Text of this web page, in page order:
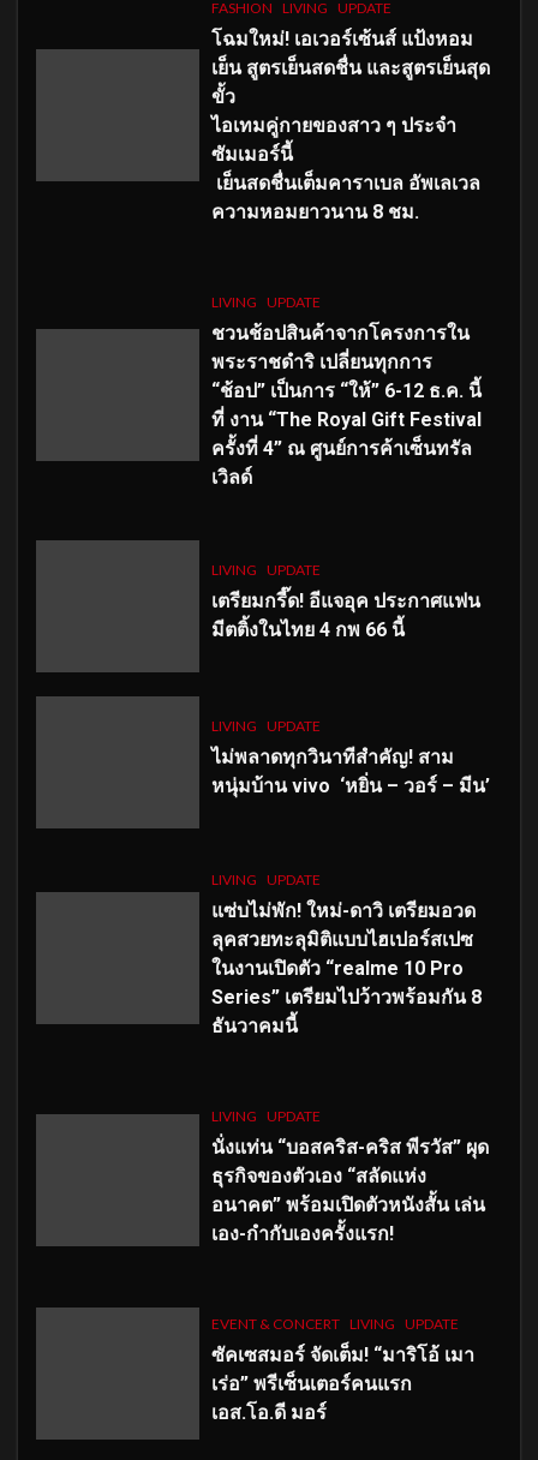
FASHION LIVING UPDATE
โฉมใหม่! เอเวอร์เซ้นส์ แป้งหอม
เย็น สูตรเย็นสดชื่น และสูตรเย็นสุด
ขั้ว
ไอเทมคู่กายของสาว ๆ ประจำ
ซัมเมอร์นี้
เย็นสดชื่นเต็มคาราเบล อัพเลเวล
ความหอมยาวนาน 8 ชม.
LIVING UPDATE
ชวนช้อปสินค้าจากโครงการใน
พระราชดำริ เปลี่ยนทุกการ
“ช้อป” เป็นการ “ให้” 6-12 ธ.ค. นี้
ที่ งาน “The Royal Gift Festival
ครั้งที่ 4” ณ ศูนย์การค้าเซ็นทรัล
เวิลด์
LIVING UPDATE
เตรียมกรี๊ด! อีแจอุค ประกาศแฟน
มีตติ้งในไทย 4 กพ 66 นี้
LIVING UPDATE
ไม่พลาดทุกวินาทีสำคัญ! สาม
หนุ่มบ้าน vivo ‘หยิ่น – วอร์ – มีน’
LIVING UPDATE
แซ่บไม่พัก! ใหม่-ดาวิ เตรียมอวด
ลุคสวยทะลุมิติแบบไฮเปอร์สเปซ
ในงานเปิดตัว “realme 10 Pro
Series” เตรียมไปว้าวพร้อมกัน 8
ธันวาคมนี้
LIVING UPDATE
นั่งแท่น “บอสคริส-คริส พีรวัส” ผุด
ธุรกิจของตัวเอง “สลัดแห่ง
อนาคต” พร้อมเปิดตัวหนังสั้น เล่น
เอง-กำกับเองครั้งแรก!
EVENT & CONCERT LIVING UPDATE
ซัคเซสมอร์ จัดเต็ม! “มาริโอ้ เมา
เร่อ” พรีเซ็นเตอร์คนแรก
เอส.โอ.ดี มอร์